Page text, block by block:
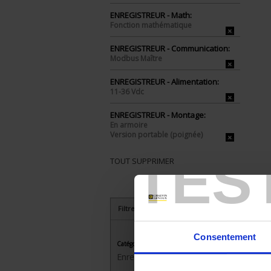
Consentement
ENREGISTREUR - Math:
Fonction mathématique
ENREGISTREUR - Communication:
Modbus Maître
ENREGISTREUR - Alimentation:
11-36 Vdc
ENREGISTREUR - Montage:
En armoire
Version portable (poignée)
TOUT SUPPRIMER
Filtrer les produits par critères
Catégorie
Enregistreurs sans papier